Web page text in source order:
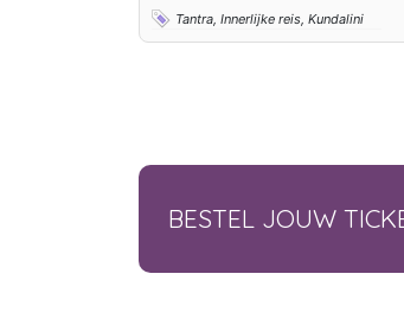
Tantra, Innerlijke reis, Kundalini
BESTEL JOUW